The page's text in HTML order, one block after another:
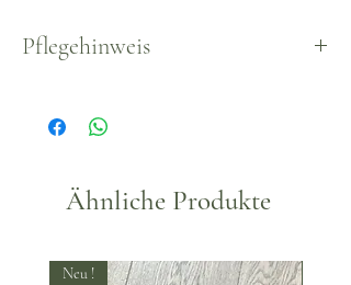
Pflegehinweis
Ähnliche Produkte
Neu !